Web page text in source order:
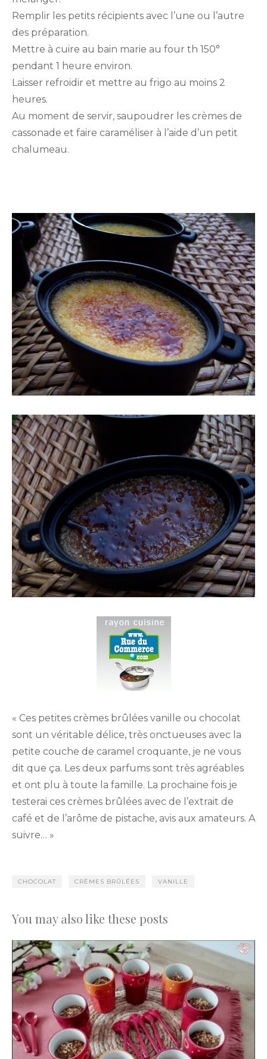
Remplir les petits récipients avec l’une ou l’autre
des préparation.
Mettre à cuire au bain marie au four th 150°
pendant 1 heure environ.
Laisser refroidir et mettre au frigo au moins 2
heures.
Au moment de servir, saupoudrer les crèmes de
cassonade et faire caraméliser à l’aide d’un petit
chalumeau.
« Ces petites crèmes brûlées vanille ou chocolat
sont un véritable délice, très onctueuses avec la
petite couche de caramel croquante, je ne vous
dit que ça. Les deux parfums sont très agréables
et ont plu à toute la famille. La prochaine fois je
testerai ces crèmes brûlées avec de l’extrait de
café et de l’arôme de pistache, avis aux amateurs. A
suivre… »
CHOCOLAT CRÈMES BRÛLÉES VANILLE
You may also like these posts